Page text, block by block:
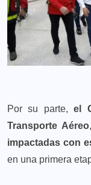
Por su parte,el
Transporte Aéreo
impactadas con
en una primera